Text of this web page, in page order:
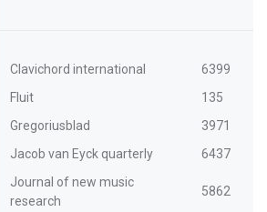
Clavichord international
6399
Fluit
135
Gregoriusblad
3971
Jacob van Eyck quarterly
6437
Journal of new music
research
5862